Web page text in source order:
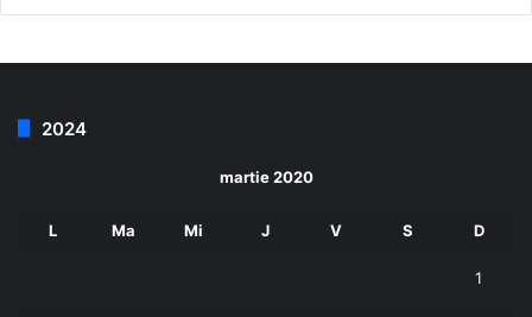
2024
martie 2020
L Ma Mi J V S D
1